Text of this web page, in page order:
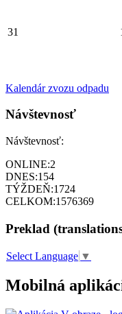
31
Kalendár zvozu odpadu
Návštevnosť
Návštevnosť:
ONLINE:2
DNES:154
TÝŽDEŇ:1724
CELKOM:1576369
Preklad
Select Language ▼
Mobilná